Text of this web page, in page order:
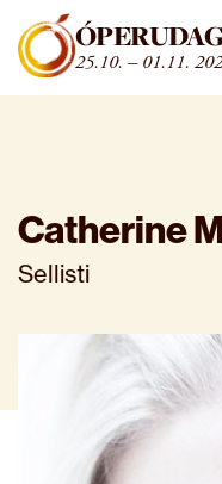
Fara beint í efni
25.10. – 01.11.
Catherine
Sellisti